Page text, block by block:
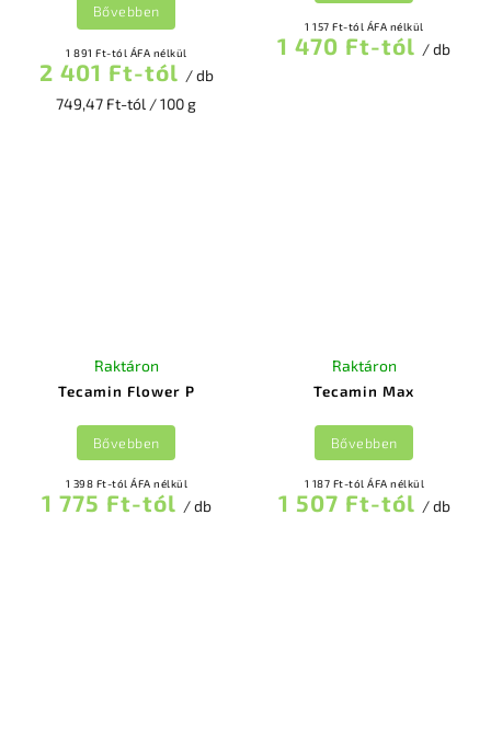
1 891 Ft-tól ÁFA nélkül
2 401 Ft-tól / db
749,47 Ft-tól / 100 g
Bővebben
1 157 Ft-tól ÁFA nélkül
1 470 Ft-tól / db
Tecamin Flower P
Raktáron
1 398 Ft-tól ÁFA nélkül
1 775 Ft-tól / db
Bővebben
Tecamin Max
Raktáron
1 187 Ft-tól ÁFA nélkül
1 507 Ft-tól / db
Bővebben